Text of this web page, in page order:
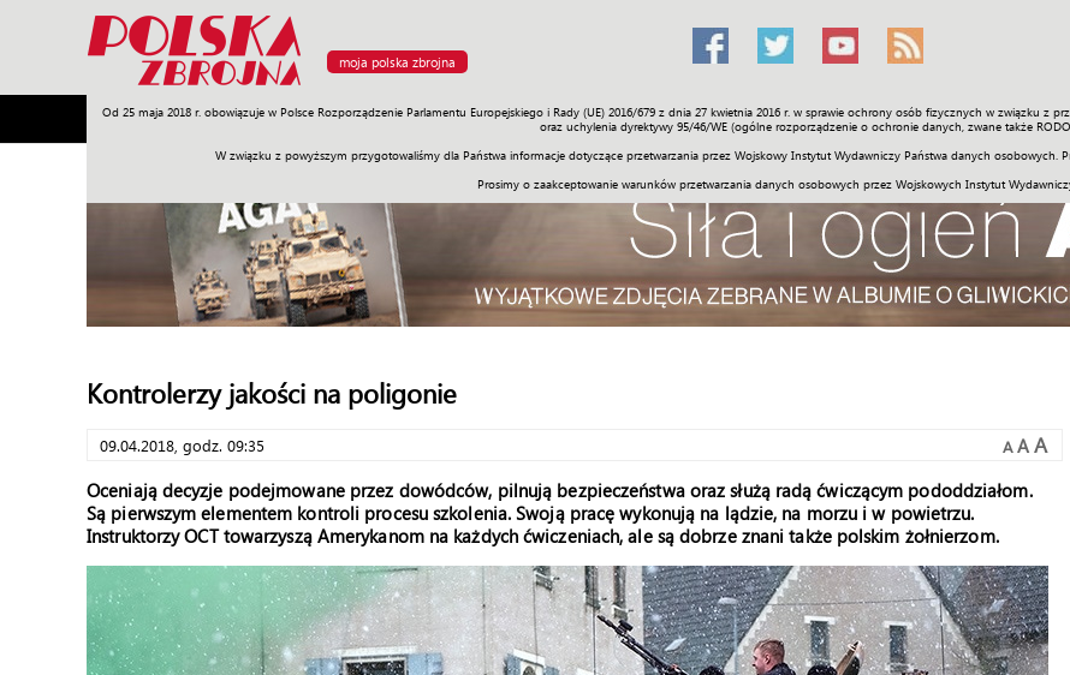
moja polska zbrojna
Od 25 maja 2018 r. obowiązuje w Polsce Rozporządzenie Parlamentu Europejskiego i Rady (UE) 2016/679 z dnia 27 kwietnia 2016 r. w sprawie ochrony osób fizycznych w związku z
oraz uchylenia dyrektywy 95/46/WE (ogólne rozporządzenie o ochronie danych, zwane także
W związku z powyższym przygotowaliśmy dla Państwa informacje dotyczące przetwarzania przez Wojskowy Instytut Wydawniczy Państwa danych osobowych.
Prosimy o zaakceptowanie warunków przetwarzania danych osobowych przez Wojskowych Instytut
Armia Poligon Sprzęt Misje Polityka Prawo Świat Społeczność Sport Historia Galerie Wideo
Kontrolerzy jakości na poligonie
09.04.2018, godz. 09:35 A A A
Oceniają decyzje podejmowane przez dowódców, pilnują bezpieczeństwa oraz służą radą ćwiczącym pododdziałom.
Są pierwszym elementem kontroli procesu szkolenia. Swoją pracę wykonują na lądzie, na morzu i w powietrzu.
Instruktorzy OCT towarzyszą Amerykanom na każdych ćwiczeniach, ale są dobrze znani także polskim żołnierzom.